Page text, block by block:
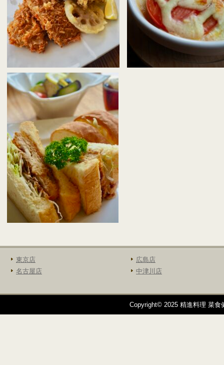
東京店
名古屋店
広島店
中津川店
Copyright© 2025 精進料理 菜